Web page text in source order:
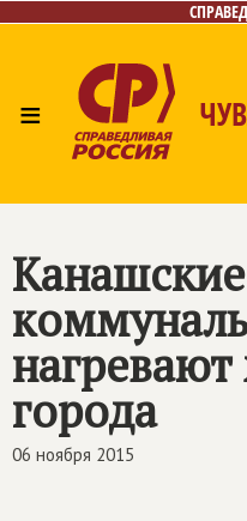
≡
Канашские
города
06 ноября 2015